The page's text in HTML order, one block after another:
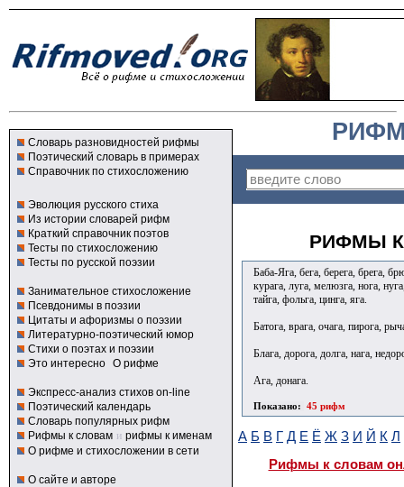
Словарь разновидностей рифмы
Поэтический словарь в примерах
Справочник по стихосложению
Эволюция русского стиха
Из истории словарей рифм
Краткий справочник поэтов
Тесты по стихосложению
Тесты по русской поэзии
Занимательное стихосложение
Псевдонимы в поэзии
Цитаты и афоризмы о поэзии
Литературно-поэтический юмор
Стихи о поэтах и поэзии
Это интересно О рифме
Экспресс-анализ стихов on-line
Поэтический календарь
Словарь популярных рифм
Рифмы к словам и рифмы к именам
О рифме и стихосложении в сети
О сайте и авторе
РИФМЫ К
Баба-Яга, бега, берега, брега,
курага, луга, мелюзга, нога,
тайга, фольга, цинга, яга.
Батога, врага, очага, пирога,
Блага, дорога, долга, нага,
Ага, донага.
Показано: 45 рифм
А Б В Г Д Е Ё Ж З И Й К Л
Рифмы к словам